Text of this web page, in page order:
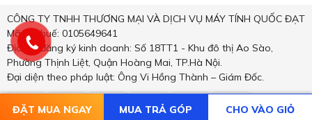
ĐẶT MUA NGAY MUA TRẢ GÓP CHO VÀO GIỎ
CÔNG TY TNHH THƯƠNG MẠI VÀ DỊCH VỤ MÁY TÍNH QUỐC ĐẠT
Mã số thuế: 0105649641
Địa chỉ đăng ký kinh doanh: Số 18TT1 - Khu đô thị Ao Sào,
Phường Thịnh Liệt, Quận Hoàng Mai, TP.Hà Nội.
Đại diện theo pháp luật: Ông Vi Hồng Thành – Giám Đốc.